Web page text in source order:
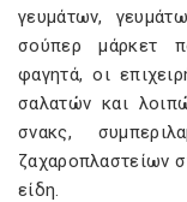
γευμάτων,
σούπερ μάρκετ
φαγητά, οι
σαλατών και
σνακς,
ζαχαροπλαστείων
είδη.